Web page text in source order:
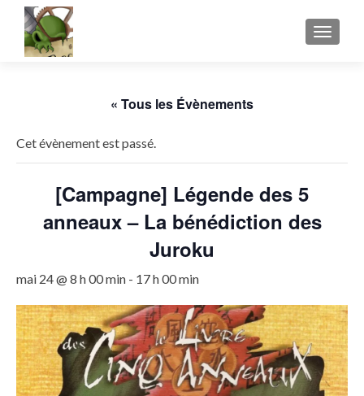
« Tous les Évènements
Cet évènement est passé.
[Campagne] Légende des 5
anneaux – La bénédiction des
Juroku
mai 24 @ 8 h 00 min - 17 h 00 min